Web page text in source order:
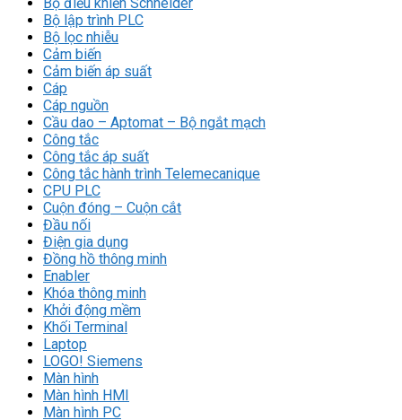
Bộ lập trình PLC
Bộ lọc nhiễu
Cảm biến
Cảm biến áp suất
Cáp
Cáp nguồn
Cầu dao – Aptomat – Bộ ngắt mạch
Công tắc
Công tắc áp suất
Công tắc hành trình Telemecanique
CPU PLC
Cuộn đóng – Cuộn cắt
Đầu nối
Điện gia dụng
Đồng hồ thông minh
Enabler
Khóa thông minh
Khởi động mềm
Khối Terminal
Laptop
LOGO! Siemens
Màn hình
Màn hình HMI
Màn hình PC